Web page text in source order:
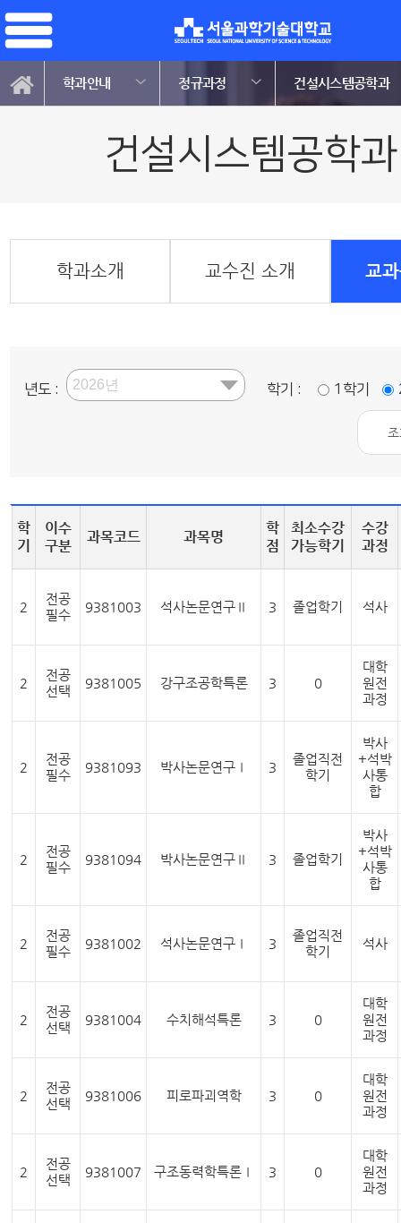
학과안내 정규과정 건설시스템공학과
건설시스템공학과
학과소개 교수진 소개 교
년도 : 학기 : 1학기
학
기
이수
구분
과목코드 과목명
학
점
최소수강
가능학기
수강
과정
2
전공
필수
9381003 석사논문연구Ⅱ 3 졸업학기 석사
2
전공
선택
9381005 강구조공학특론 3 0
대학
원전
과정
2
전공
필수
9381093 박사논문연구Ⅰ 3
졸업직전
학기
박사
+석박
사통
합
2
전공
필수
9381094 박사논문연구Ⅱ 3 졸업학기
박사
+석박
사통
합
2
전공
필수
9381002 석사논문연구Ⅰ 3
졸업직전
학기
석사
2
전공
선택
9381004 수치해석특론 3 0
대학
원전
과정
2
전공
선택
9381006 피로파괴역학 3 0
대학
원전
과정
2
전공
선택
9381007 구조동력학특론Ⅰ 3 0
대학
원전
과정